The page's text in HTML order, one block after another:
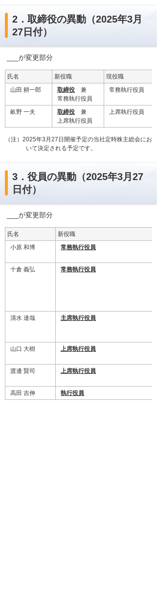
2．取締役の異動（2025年3月
27日付）
___が変更部分
氏名 新役職
現役職
山田 耕一郎
取締役 兼
常務執行役員
常務執行役員
畝野 一夫 取締役 兼
上席執行役員
上席執行役員
（注）2025年3月27日開催予定の当社定時株主総会にお
いて決定される予定です。
3．役員の異動（2025年3月27
日付）
___が変更部分
氏名 新役職
小原 和博
常務執行役員
十倉 義弘 常務執行役員
清水 達哉 主席執行役員
山口 大樹 上席執行役員
渡邊 賢司 上席執行役員
高田 吉伸
執行役員